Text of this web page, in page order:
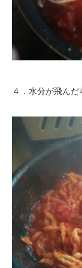
４．水分が飛んだ